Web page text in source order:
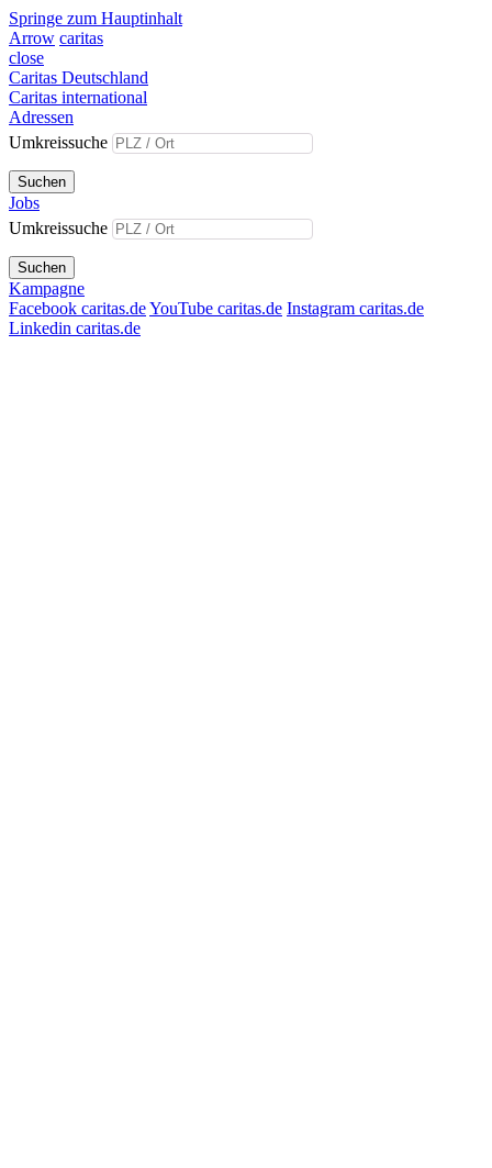
Springe zum Hauptinhalt
Arrow caritas
close
Caritas Deutschland
Caritas international
Adressen
Umkreissuche
Suchen
Jobs
Umkreissuche
Suchen
Kampagne
Facebook caritas.deYouTube caritas.de Instagram caritas.de
Linkedin caritas.de